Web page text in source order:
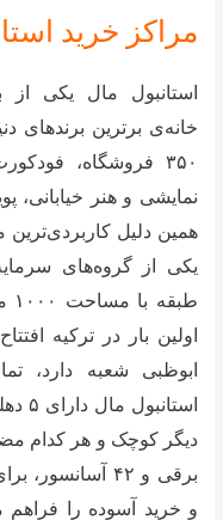
مراکز خرید
استانبول مال یکی از
خانه‌ی برترین برندهای
۳۵۰ فروشگاه،
نمایشی و هنر خیابانی،
همین دلیل
یکی از گروه‌های
اولین بار در ترکیه
ابوظبی شعبه دارد،
برقی و ۴۲
و خرید آسوده را